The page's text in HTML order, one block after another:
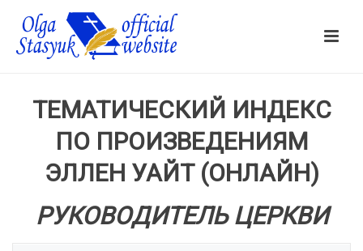
ТЕМАТИЧЕСКИЙ ИНДЕКС
ПО ПРОИЗВЕДЕНИЯМ
ЭЛЛЕН УАЙТ (ОНЛАЙН)
РУКОВОДИТЕЛЬ ЦЕРКВИ